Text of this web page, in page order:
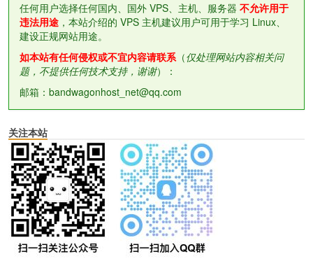
任何用户选择任何国内、国外 VPS、主机、服务器 不允许用于
违法用途 ，本站介绍的 VPS 主机建议用户可用于学习 Linux、
建设正规网站用途。
如本站有任何侵权或不宜内容请联系（仅处理网站内容相关问
题，不提供任何技术支持，谢谢）：
邮箱：bandwagonhost_net@qq.com
关注本站